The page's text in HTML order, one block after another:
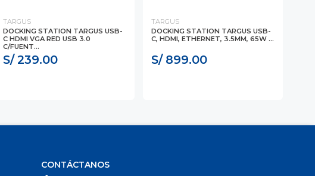
TARGUS
DOCKING STATION TARGUS USB-
C HDMI VGA RED USB 3.0
C/FUENT...
S/ 239.00
TARGUS
DOCKING STATION TARGUS USB-
C, HDMI, ETHERNET, 3.5MM, 65W ...
S/ 899.00
CONTÁCTANOS